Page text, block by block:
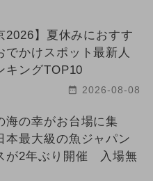
2026】夏休みにおすす
でかけスポット最新人
キングTOP10
2026-08-08
海の幸がお台場に集
本最大級の魚ジャパン
が2年ぶり開催 入場無